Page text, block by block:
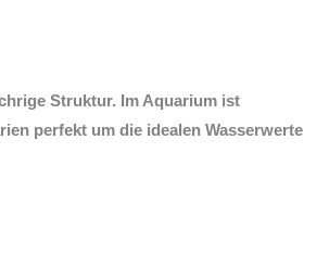
Struktur. Im Aquarium ist
perfekt um die idealen Wasserwerte